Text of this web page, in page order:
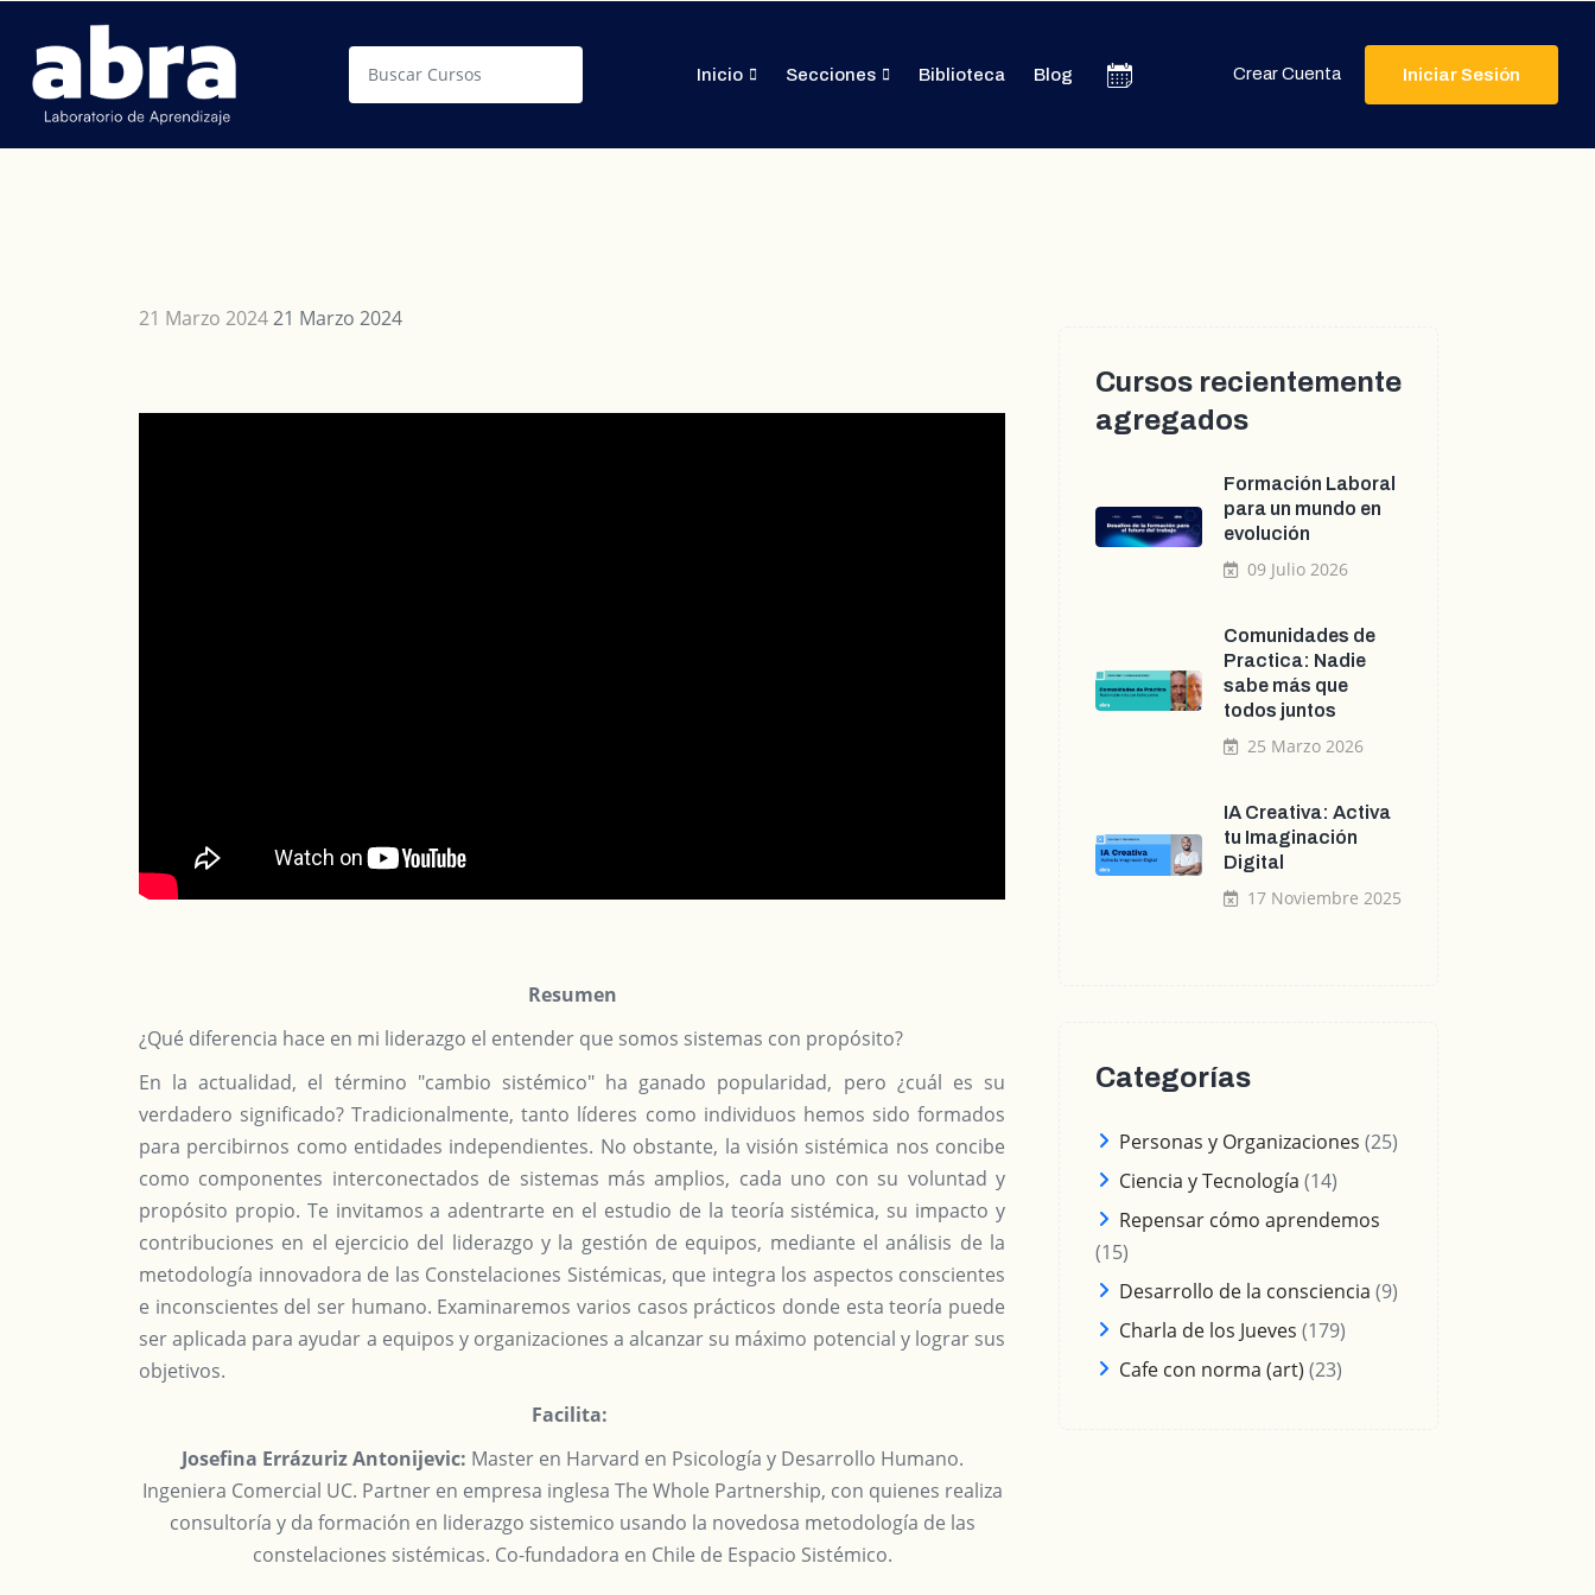
Buscar Inicio Secciones Biblioteca Blog Crear Cuenta Iniciar Sesión
21 Marzo 202421 Marzo 2024
Resumen
¿Qué diferencia hace en mi liderazgo el entender que somos sistemas con propósito?
En la actualidad, el término "cambio sistémico" ha ganado popularidad, pero ¿cuál es su
verdadero significado? Tradicionalmente, tanto líderes como individuos hemos sido formados
para percibirnos como entidades independientes. No obstante, la visión sistémica nos concibe
como componentes interconectados de sistemas más amplios, cada uno con su voluntad y
propósito propio. Te invitamos a adentrarte en el estudio de la teoría sistémica, su impacto y
contribuciones en el ejercicio del liderazgo y la gestión de equipos, mediante el análisis de la
metodología innovadora de las Constelaciones Sistémicas, que integra los aspectos conscientes
e inconscientes del ser humano. Examinaremos varios casos prácticos donde esta teoría puede
ser aplicada para ayudar a equipos y organizaciones a alcanzar su máximo potencial y lograr sus
objetivos.
Facilita:
Josefina Errázuriz Antonijevic: Master en Harvard en Psicología y Desarrollo Humano.
Ingeniera Comercial UC. Partner en empresa inglesa The Whole Partnership, con quienes realiza
consultoría y da formación en liderazgo sistemico usando la novedosa metodología de las
constelaciones sistémicas. Co-fundadora en Chile de Espacio Sistémico.
Cursos recientemente
agregados
Formación Laboral
para un mundo en
evolución
09 Julio 2026
Comunidades de
Practica: Nadie
sabe más que
todos juntos
25 Marzo 2026
IA Creativa: Activa
tu Imaginación
Digital
17 Noviembre 2025
Categorías
Personas y Organizaciones (25)
Ciencia y Tecnología (14)
Repensar cómo aprendemos
(15)
Desarrollo de la consciencia (9)
Charla de los Jueves (179)
Cafe con norma (art) (23)